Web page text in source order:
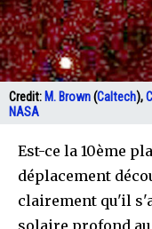
Credit: M. Brown(Caltech),
NASA
Est-ce la 10ème
déplacement
clairement qu'il
solaire profond